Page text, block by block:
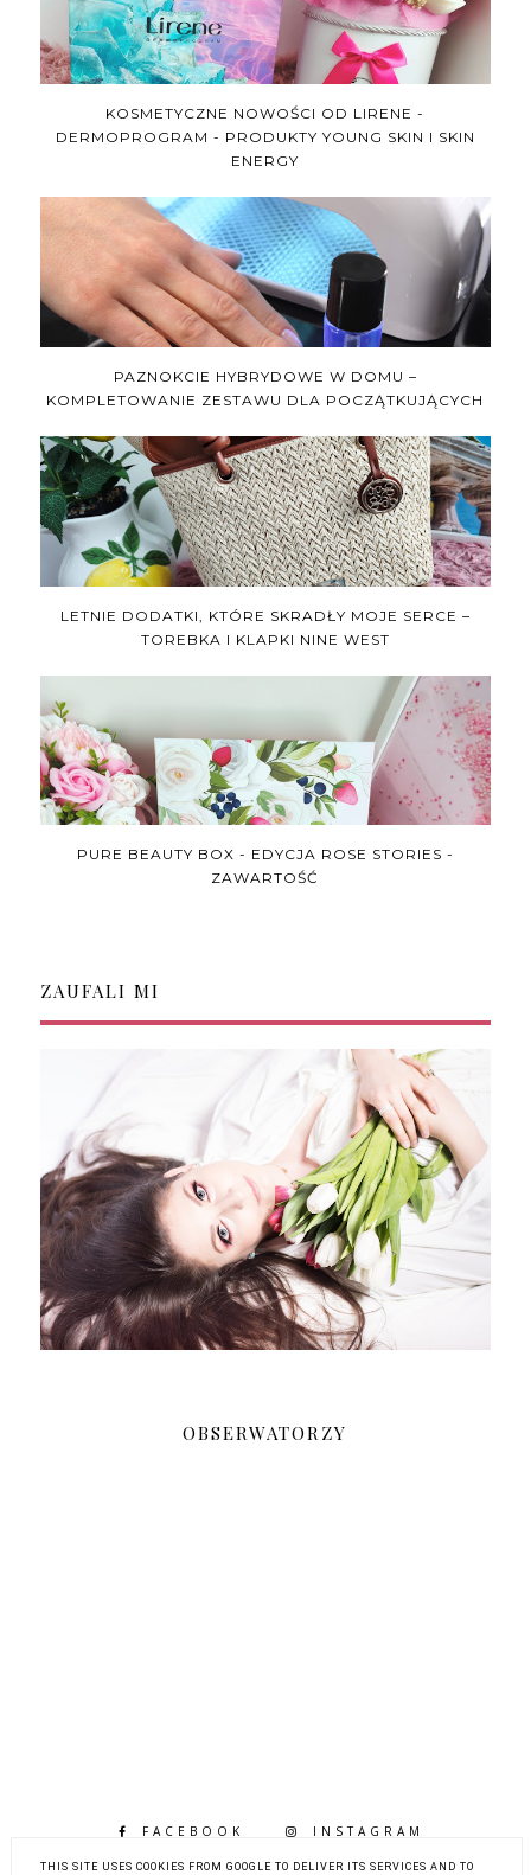
KOSMETYCZNE NOWOŚCI OD LIRENE -
DERMOPROGRAM - PRODUKTY YOUNG SKIN I SKIN
ENERGY
PAZNOKCIE HYBRYDOWE W DOMU –
KOMPLETOWANIE ZESTAWU DLA POCZĄTKUJĄCYCH
LETNIE DODATKI, KTÓRE SKRADŁY MOJE SERCE –
TOREBKA I KLAPKI NINE WEST
PURE BEAUTY BOX - EDYCJA ROSE STORIES -
ZAWARTOŚĆ
ZAUFALI MI
OBSERWATORZY
FACEBOOK INSTAGRAM
BLOGLOVIN
THIS SITE USES COOKIES FROM GOOGLE TO DELIVER ITS SERVICES AND TO